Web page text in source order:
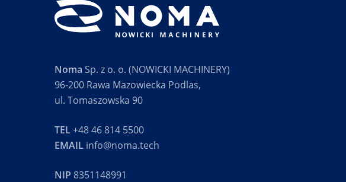
Noma Sp. z o. o. (NOWICKI MACHINERY)
96-200 Rawa Mazowiecka Podlas,
ul. Tomaszowska 90
TEL+48 46 814 5500
EMAIL info@noma.tech
NIP 8351148991